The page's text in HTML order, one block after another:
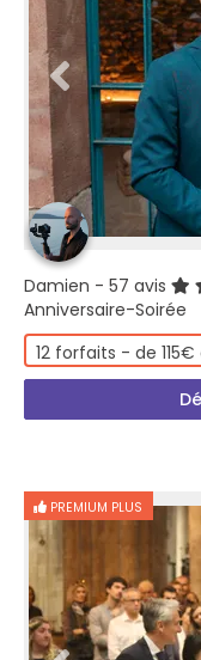
Damien - 57 avis
Anniversaire-Soirée
12 forfaits - de
PREMIUM PLUS